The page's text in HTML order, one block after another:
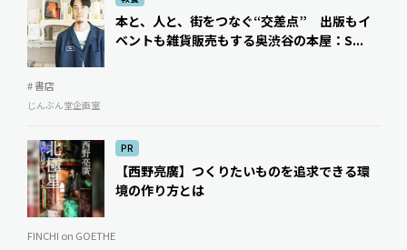
本と、人と、街をつなぐ“交差点” 出版もイ
ベントも雑貨販売もする奥渋谷の本屋：S...
# 書店
じんぶん堂企画室
PR
【西野亮廣】つくりたいものを追求できる環
境の作り方とは
FINCHI on GOETHE